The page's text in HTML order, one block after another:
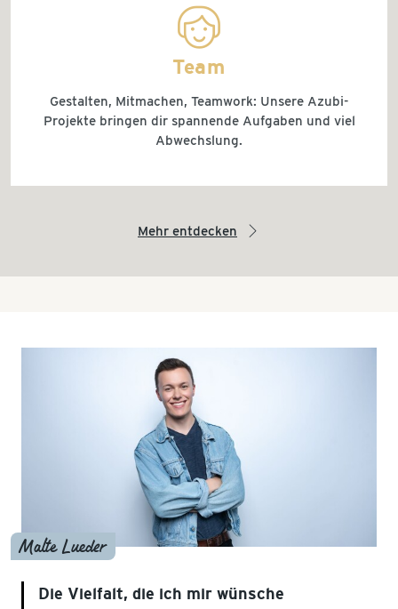
all_around_happy
Team
Gestalten, Mitmachen, Teamwork: Unsere Azubi-
Projekte bringen dir spannende Aufgaben und viel
Abwechslung.
Mehr entdecken arrow_right
Malte Lueder
Die Vielfalt, die ich mir wünsche